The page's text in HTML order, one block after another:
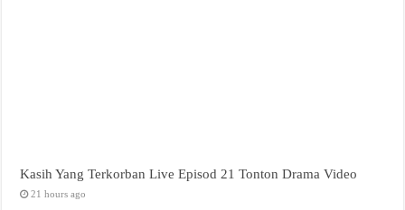
Kasih Yang Terkorban Live Episod 21 Tonton Drama Video
21 hours ago